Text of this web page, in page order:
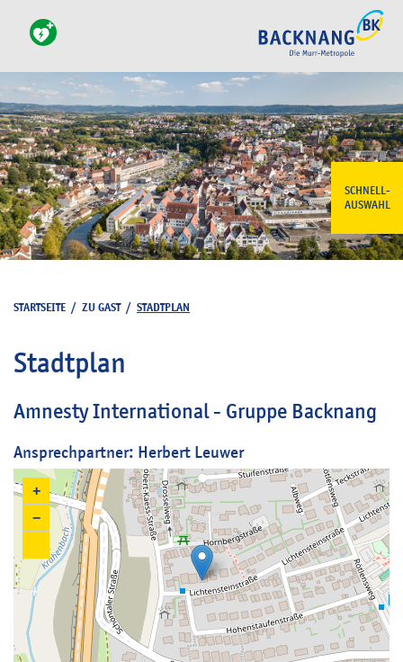
SCHNELL-
AUSWAHL
STARTSEITE / ZU GAST/ STADTPLAN
Stadtplan
Amnesty International - Gruppe Backnang
Ansprechpartner: Herbert Leuwer
+
−